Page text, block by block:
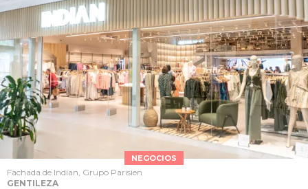
NEGOCIOS
Fachada de Indian, Grupo Parisien
GENTILEZA